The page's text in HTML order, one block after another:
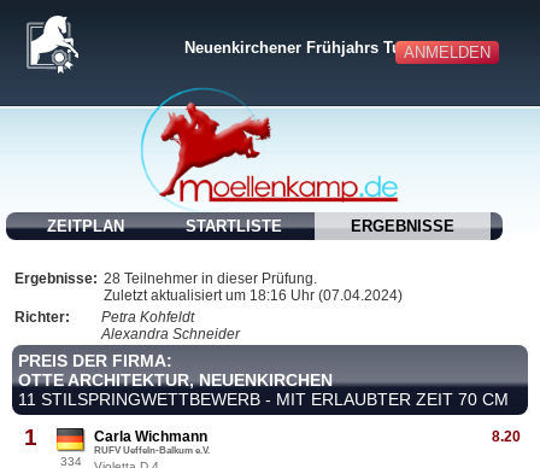
ANMELDEN
Neuenkirchener Frühjahrs Turnier
ZEITPLAN STARTLISTE ERGEBNISSE
Ergebnisse: 28 Teilnehmer in dieser Prüfung.
Zuletzt aktualisiert um 18:16 Uhr (07.04.2024)
Richter:
Petra Kohfeldt
Alexandra Schneider
PREIS DER FIRMA:
OTTE ARCHITEKTUR, NEUENKIRCHEN
11 STILSPRINGWETTBEWERB - MIT ERLAUBTER ZEIT 70 CM
1
334
8.20
Carla Wichmann
RUFV Ueffeln-Balkum e.V.